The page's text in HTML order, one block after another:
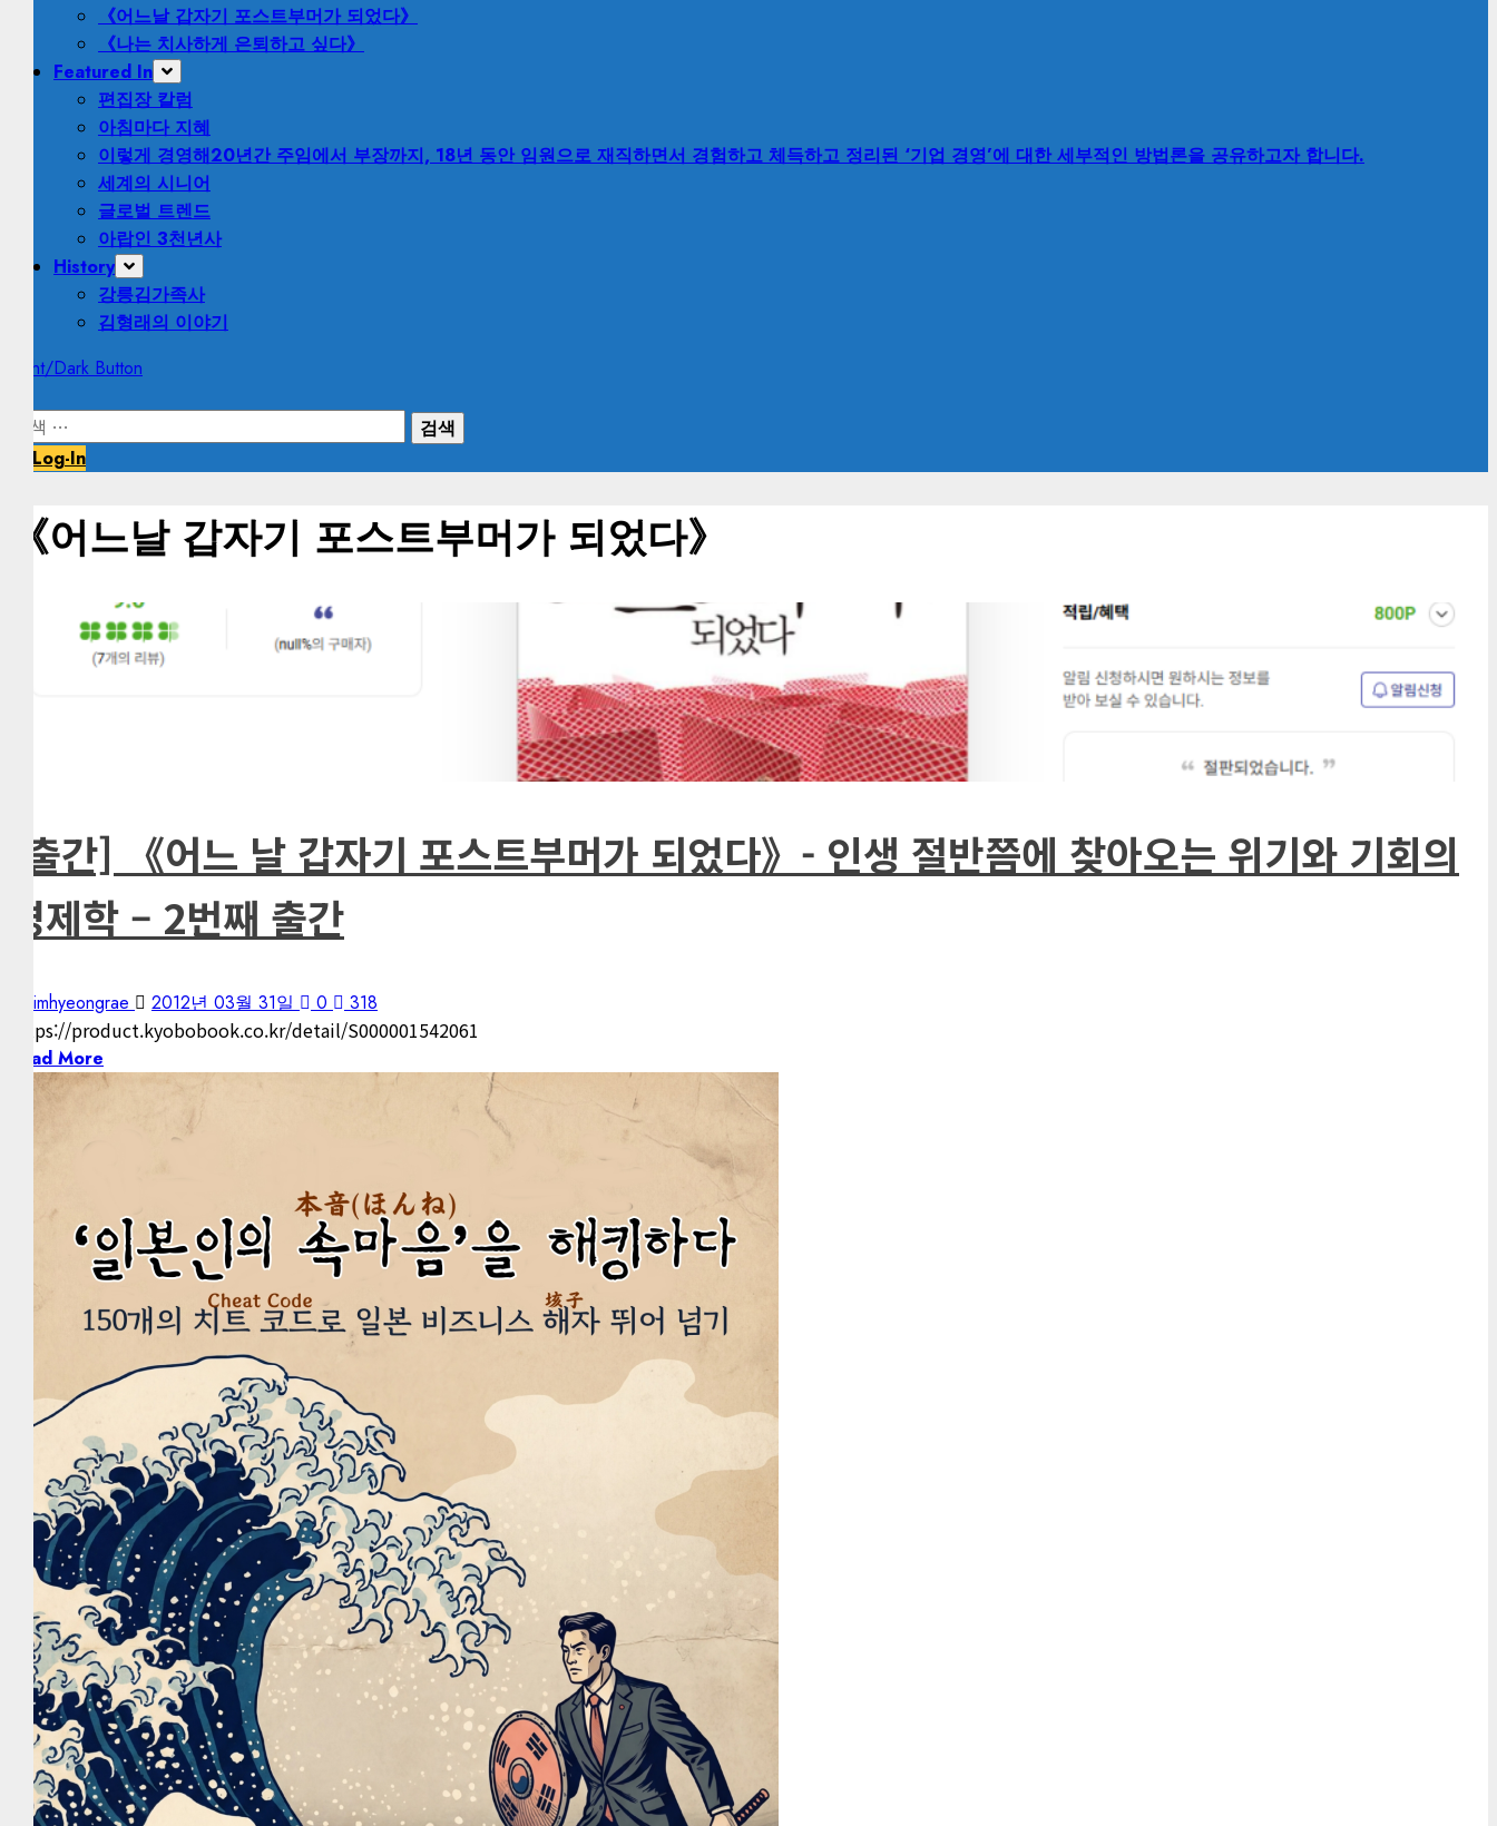
《어느날 갑자기 포스트부머가 되었다》
《나는 치사하게 은퇴하고 싶다》
Featured In
편집장 칼럼
아침마다 지혜
이렇게 경영해20년간 주임에서 부장까지, 18년 동안 임원으로 재직하면서 경험하고 체득하고 정리된 ‘기업 경영’에 대한 세부적인 방법론을 공유하고자 합니다.
세계의 시니어
글로벌 트렌드
아랍인 3천년사
History
강릉김가족사
김형래의 이야기
Light/Dark Button
Log-In
《어느날 갑자기 포스트부머가 되었다》
1 minute read
《어느날 갑자기 포스트부머가 되었다》
[출간] 《어느 날 갑자기 포스트부머가 되었다》- 인생 절반쯤에 찾아오는 위기와 기회의
경제학 – 2번째 출간
kimhyeongrae 2012년 03월 31일 0 318
https://product.kyobobook.co.kr/detail/S000001542061
Read More